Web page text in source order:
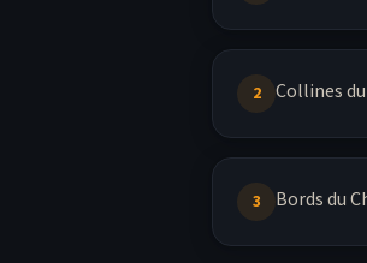
2 Collines
3 Bords du